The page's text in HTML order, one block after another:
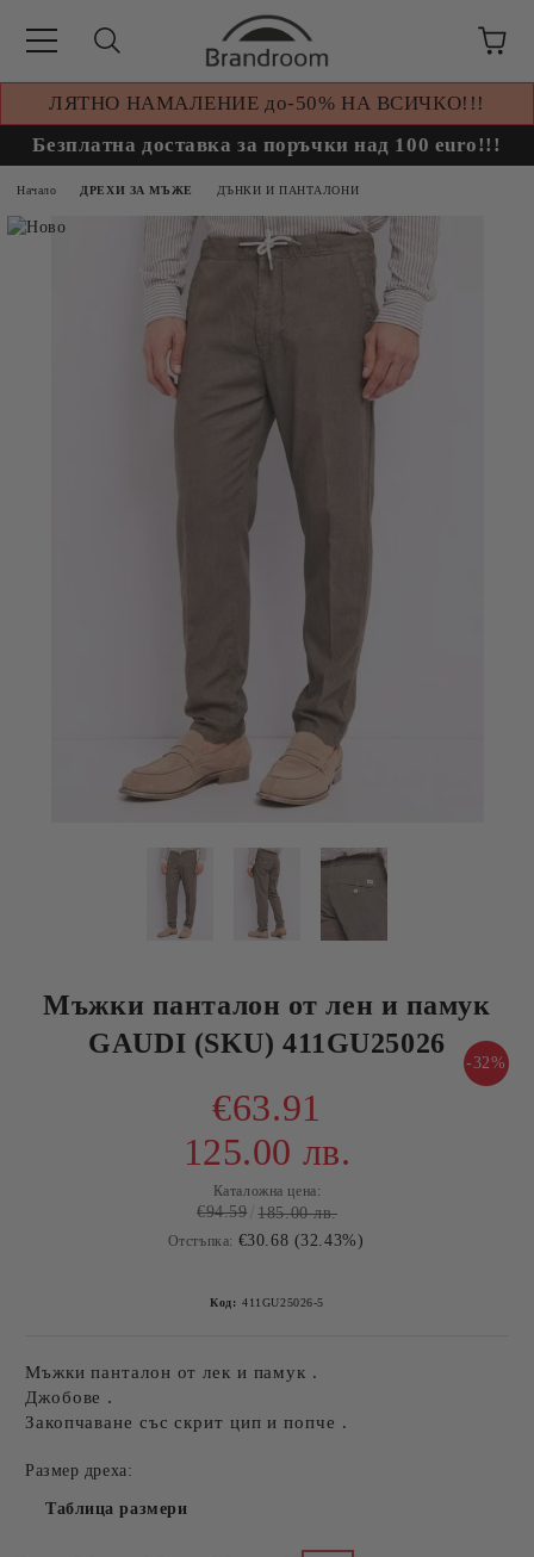
ЛЯТНО НАМАЛЕНИЕ до-50% НА ВСИЧКО!!!
Безплатна доставка за поръчки над 100 euro!!!
Начало ДРЕХИ ЗА МЪЖЕ ДЪНКИ И ПАНТАЛОНИ
Мъжки панталон от лен и памук
GAUDI (SKU) 411GU25026
-32%
€63.91
125.00 лв.
Каталожна цена:
€94.59 185.00 лв.
Отстъпка: €30.68 (32.43%)
Код: 411GU25026-5
Мъжки панталон от лек и памук .
Джобове .
Закопчаване със скрит цип и попче .
Размер дреха:
Таблица размери